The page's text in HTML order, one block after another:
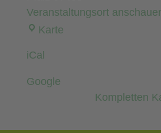
Veranstaltungsort
KarteTennisclub
Speyerdorf
iCal
Google
Kompletten